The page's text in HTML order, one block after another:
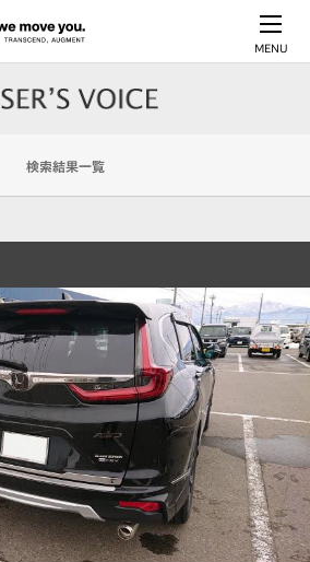
MENU
検索結果一覧